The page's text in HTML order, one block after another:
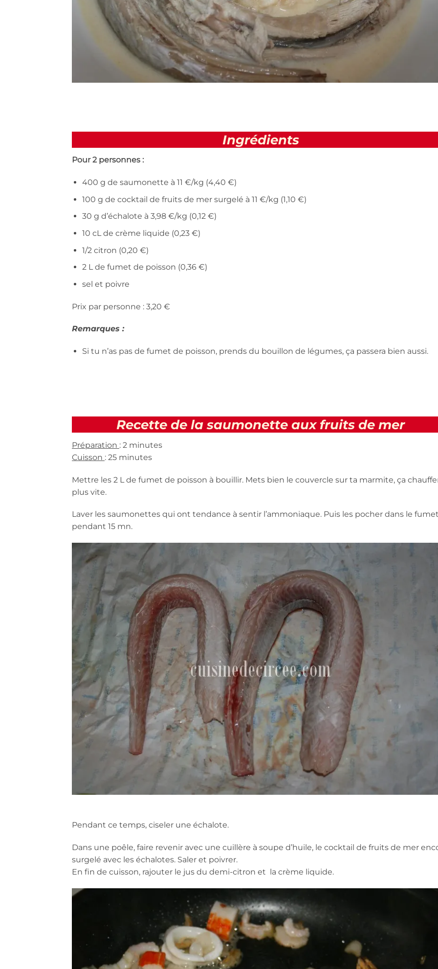
Ingrédients
Pour 2 personnes :
400 g de saumonette à 11 €/kg (4,40 €)
100 g de cocktail de fruits de mer surgelé à 11 €/kg (1,10 €)
30 g d’échalote à 3,98 €/kg (0,12 €)
10 cL de crème liquide (0,23 €)
1/2 citron (0,20 €)
2 L de fumet de poisson (0,36 €)
sel et poivre
Prix par personne : 3,20 €
Remarques :
Si tu n’as pas de fumet de poisson, prends du bouillon de légumes, ça passera bien aussi.
Recette de la saumonette aux fruits de mer
Préparation : 2 minutes
Cuisson : 25 minutes
Mettre les 2 L de fumet de poisson à bouillir. Mets bien le couvercle sur ta marmite, ça
plus vite.
Laver les saumonettes qui ont tendance à sentir l’ammoniaque. Puis les pocher dans le
pendant 15 mn.
Pendant ce temps, ciseler une échalote.
Dans une poêle, faire revenir avec une cuillère à soupe d’huile, le cocktail de fruits de mer
surgelé avec les échalotes. Saler et poivrer.
En fin de cuisson, rajouter le jus du demi-citron et la crème liquide.